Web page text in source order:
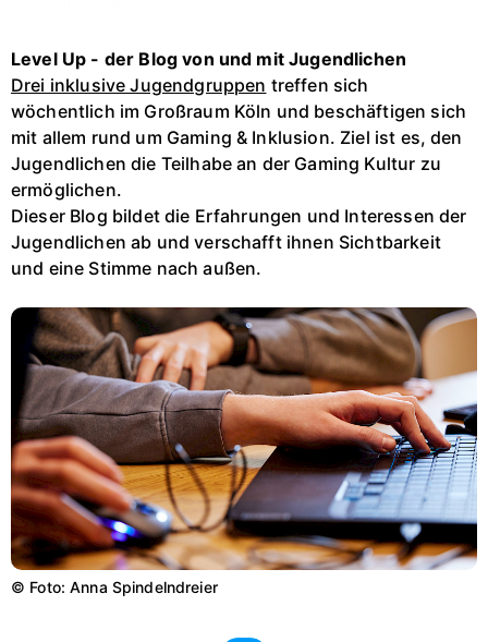
Level Up - der Blog von und mit Jugendlichen
Drei inklusive Jugendgruppen treffen sich
wöchentlich im Großraum Köln und beschäftigen sich
mit allem rund um Gaming & Inklusion. Ziel ist es, den
Jugendlichen die Teilhabe an der Gaming Kultur zu
ermöglichen.
Dieser Blog bildet die Erfahrungen und Interessen der
Jugendlichen ab und verschafft ihnen Sichtbarkeit
und eine Stimme nach außen.
© Foto: Anna Spindelndreier